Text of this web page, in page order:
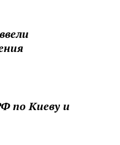
по Киеву и